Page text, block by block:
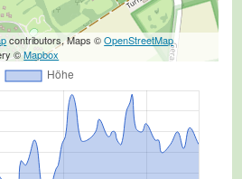
contributors, Maps ©OpenStreetMap
©Mapbox